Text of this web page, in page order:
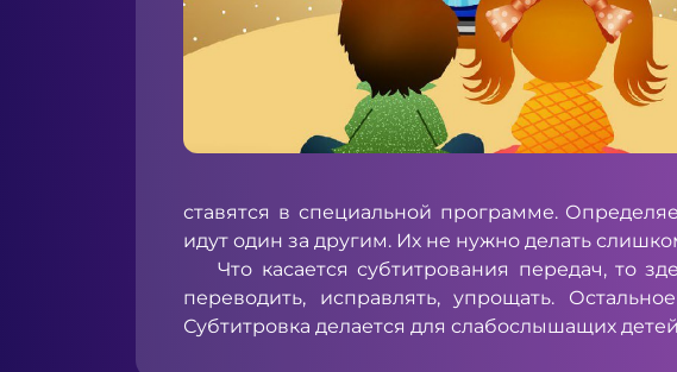
ставятся в специальной программе.
идут один за другим. Их не нужно делать
Что касается субтитрования передач, то
переводить, исправлять, упрощать.
Субтитровка делается для слабослышащих